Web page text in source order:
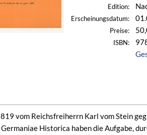
Edition:
Erscheinungsdatum:
Preise:
ISBN:
vom Reichsfreiherrn Karl vom Stein
Historica haben die Aufgabe,